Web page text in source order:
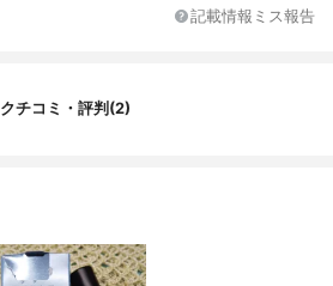
ロール、シメチコン、イソノナン酸イソノ
記載情報ミス報告
クチコミ・評判(2)